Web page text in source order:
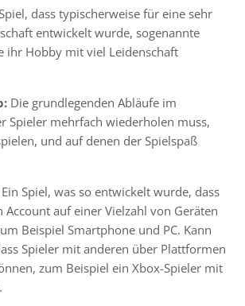
dass typischerweise für eine sehr
entwickelt wurde, sogenannte
ihr Hobby mit viel Leidenschaft
Die grundlegenden Abläufe im
Spieler mehrfach wiederholen muss,
und auf denen der Spielspaß
Ein Spiel, was so entwickelt wurde, dass
Account auf einer Vielzahl von Geräten
Beispiel Smartphone und PC. Kann
Spieler mit anderen über Plattformen
zum Beispiel ein Xbox-Spieler mit